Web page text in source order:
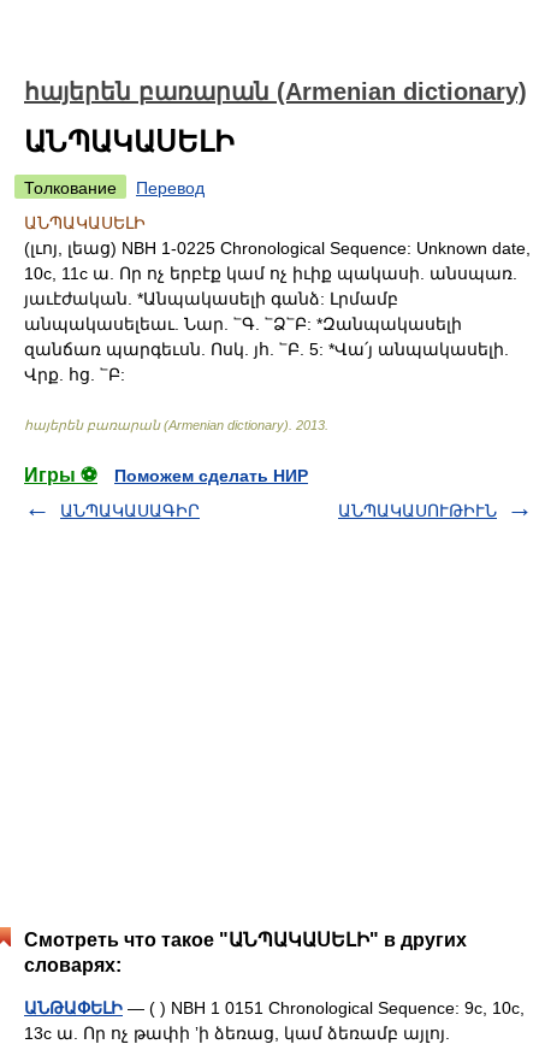
հայերեն բառարան (Armenian dictionary)
ԱՆՊԱԿԱՍԵԼԻ
Толкование
Перевод
ԱՆՊԱԿԱՍԵԼԻ
(լւոյ, լեաց) NBH 1-0225 Chronological Sequence: Unknown date,
10c, 11c ա. Որ ոչ երբէք կամ ոչ իւիք պակասի. անսպառ.
յաւէժական. *Անպակասելի գանձ: Լրմամբ
անպակասելեաւ. Նար. ՟Գ. ՟Ձ՟Բ: *Զանպակասելի
զանճառ պարգեւսն. Ոսկ. յհ. ՟Բ. 5: *Վա՛յ անպակասելի.
Վրք. հց. ՟Բ:
հայերեն բառարան (Armenian dictionary) 2013
Игры ⚽
Поможем сделать НИР
ԱՆՊԱԿԱՍԱԳԻՐ
ԱՆՊԱԿԱՍՈՒԹԻՒՆ
Смотреть что такое "ԱՆՊԱԿԱՍԵԼԻ" в других
словарях:
ԱՆԹԱՓԵԼԻ — ( ) NBH 1 0151 Chronological Sequence: 9c, 10c,
13c ա. Որ ոչ թափի ʼի ձեռաց, կամ ձեռամբ այլոյ.